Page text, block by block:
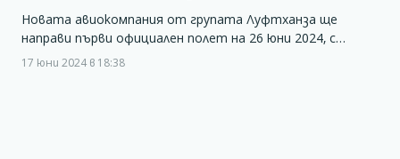
Новата авиокомпания от групата Луфтханза ще
направи първи официален полет на 26 юни 2024, с…
17 юни 2024 в 18:38